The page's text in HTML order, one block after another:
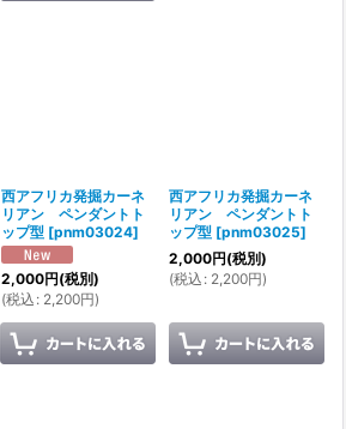
西アフリカ発掘カーネ
リアン ペンダントト
ップ型 [pnm03024]
2,000円(税別)
(税込 : 2,200円)
西アフリカ発掘カーネ
リアン ペンダントト
ップ型 [pnm03025]
2,000円(税別)
(税込 : 2,200円)